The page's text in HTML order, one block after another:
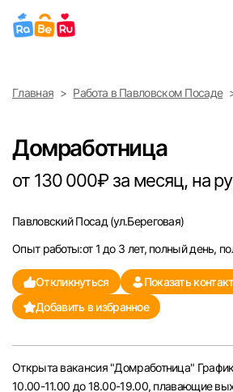
Выберите город
Санкт-Петербург
Ижевск
Екатеринбург
Саратов
Казань
Челябинск
Главная Работа в Павловском Посаде
Домработница
от 130 000₽ за месяц, на
Павловский Посад (ул.Береговая)
Опыт работы:от 1 до 3 лет, полный день,
Откликнуться
Показать
Добавить в избранное
Открыта вакансия "Домработница"
10.00-11.00 до 18.00-19.00, плавающие